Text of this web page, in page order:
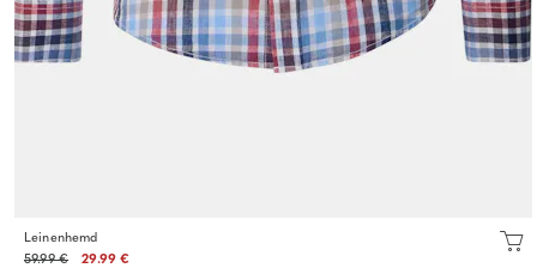
Leinenhemd
59.99 €
29.99 €